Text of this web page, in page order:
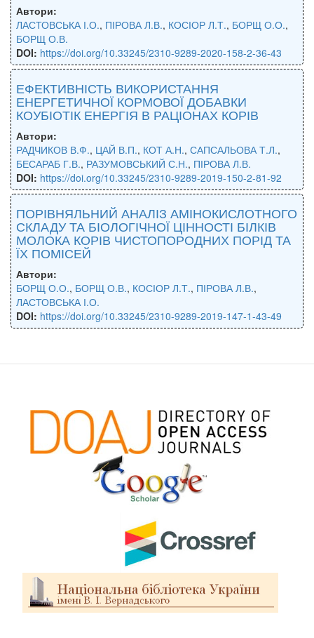
Автори:
ЛАСТОВСЬКА І.О., ПІРОВА Л.В., КОСІОР Л.Т., БОРЩ О.О.,
БОРЩ О.В.
DOI: https://doi.org/10.33245/2310-9289-2020-158-2-36-43
ЕФЕКТИВНІСТЬ ВИКОРИСТАННЯ
ЕНЕРГЕТИЧНОЇ КОРМОВОЇ ДОБАВКИ
КОУБІОТІК ЕНЕРГІЯ В РАЦІОНАХ КОРІВ
Автори:
РАДЧИКОВ В.Ф., ЦАЙ В.П., КОТ А.Н., САПСАЛЬОВА Т.Л.,
БЕСАРАБ Г.В., РАЗУМОВСЬКИЙ С.Н., ПІРОВА Л.В.
DOI: https://doi.org/10.33245/2310-9289-2019-150-2-81-92
ПОРІВНЯЛЬНИЙ АНАЛІЗ АМІНОКИСЛОТНОГО
СКЛАДУ ТА БІОЛОГІЧНОЇ ЦІННОСТІ БІЛКІВ
МОЛОКА КОРІВ ЧИСТОПОРОДНИХ ПОРІД ТА
ЇХ ПОМІСЕЙ
Автори:
БОРЩ О.О., БОРЩ О.В., КОСІОР Л.Т., ПІРОВА Л.В.,
ЛАСТОВСЬКА І.О.
DOI: https://doi.org/10.33245/2310-9289-2019-147-1-43-49